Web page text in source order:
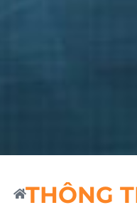
THÔNG